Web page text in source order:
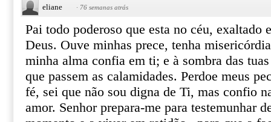
eliane · 76 semanas atrás
Pai todo poderoso que esta no céu, exaltado
Deus. Ouve minhas prece, tenha
minha alma confia em ti; e à sombra das
que passem as calamidades. Perdoe meus
fé, sei que não sou digna de Ti, mas confio
amor. Senhor prepara-me para testemunhar